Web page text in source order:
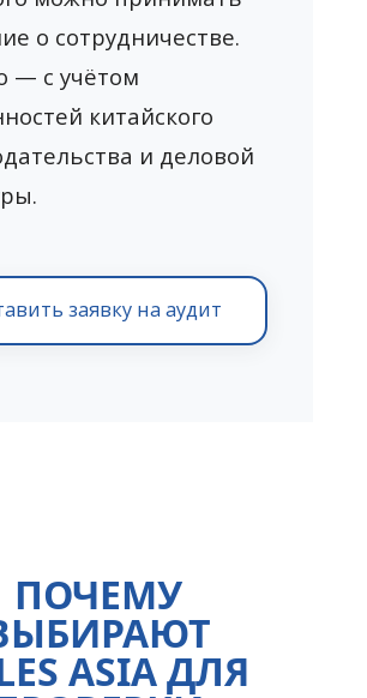
о сотрудничестве.
— с учётом
китайского
и деловой
заявку на аудит
ПОЧЕМУ
ASIA ДЛЯ